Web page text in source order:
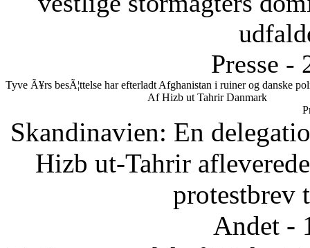
Presse -
Tyve Ã¥rs besÃ¦ttelse har efterladt Afghanistan i ruiner og danske
Af Hizb ut Tahrir Danmark
Skandinavien: En
Hizb ut-Tahrir
protestbrev
Andet -